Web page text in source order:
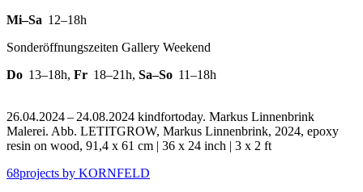
Mi–Sa 12–18h
Sonderöffnungszeiten Gallery Weekend
Do 13–18h, Fr 18–21h, Sa–So 11–18h
26.04.2024 – 24.08.2024 kindfortoday. Markus Linnenbrink
Malerei. Abb. LETITGROW, Markus Linnenbrink, 2024, epoxy
resin on wood, 91,4 x 61 cm | 36 x 24 inch | 3 x 2 ft
68projects by KORNFELD